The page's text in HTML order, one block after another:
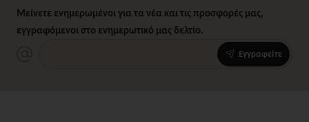
Μείνετε ενημερωμένοι για τα νέα και τις προσφορές μας,
εγγραφόμενοι στο ενημερωτικό μας δελτίο.
Εγγραφείτε